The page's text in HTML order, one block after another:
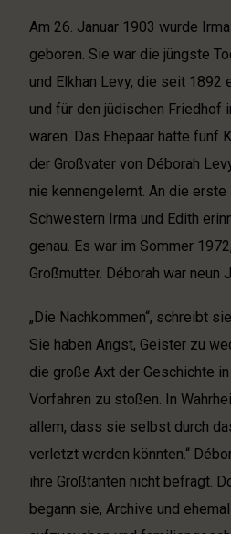
u
-
P
o
c
a
s
RSS FEED
EMBED
Am 26. Januar 1903 wurde
geboren. Sie war die jüngste
und Elkhan Levy, die seit 1892
und für den jüdischen Friedhof
waren. Das Ehepaar hatte fünf
der Großvater von Déborah
nie kennengelernt. An die
Schwestern Irma und Edith
genau. Es war im Sommer
Großmutter. Déborah war neun
„Die Nachkommen“, schreibt
Sie haben Angst, Geister zu
die große Axt der Geschichte
Vorfahren zu stoßen. In
allem, dass sie selbst durch
verletzt werden könnten.“
ihre Großtanten nicht befragt.
begann sie, Archive und